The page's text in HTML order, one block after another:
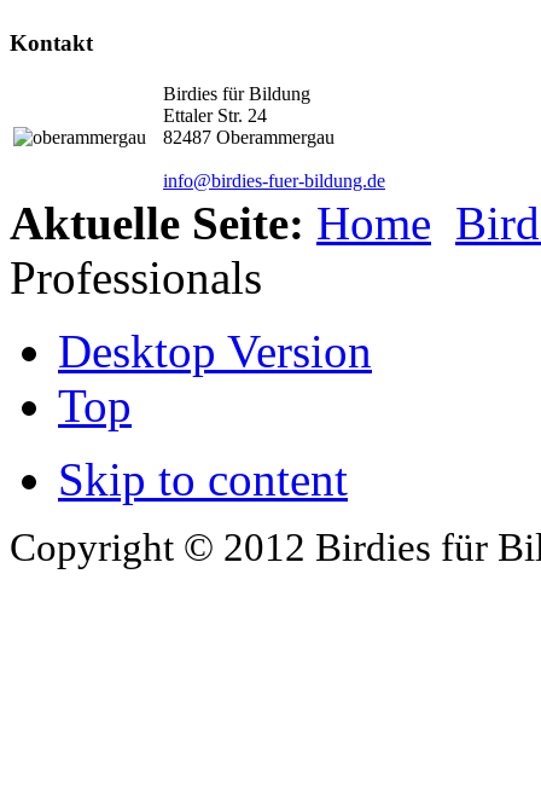
Kontakt
Birdies für Bildung
Ettaler Str. 24
82487 Oberammergau
info@birdies-fuer-bildung.de
Aktuelle Seite: Home
Professionals
Desktop Version
Top
Skip to content
Copyright © 2012 Birdies für